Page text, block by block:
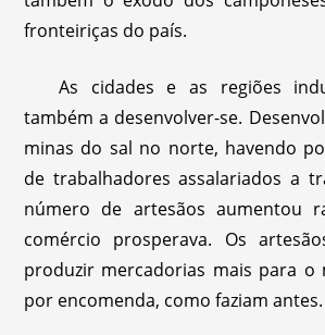
fronteiriças do país.
As cidades e as regiões
também a desenvolver-se.
minas do sal no norte, havendo
de trabalhadores assalariados a
número de artesãos aumentou
comércio prosperava. Os
produzir mercadorias mais para o
por encomenda, como faziam antes.